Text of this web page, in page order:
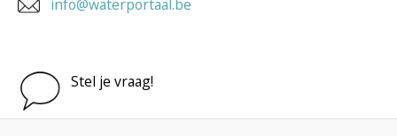
info@waterportaal.be
Stel je vraag!